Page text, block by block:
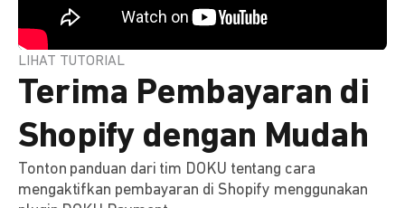
LIHAT TUTORIAL
Terima Pembayaran di
Shopify dengan Mudah
Tonton panduan dari tim DOKU tentang cara
mengaktifkan pembayaran di Shopify menggunakan